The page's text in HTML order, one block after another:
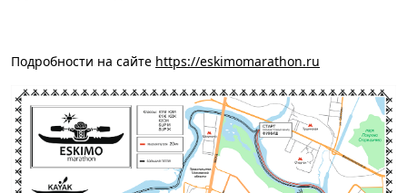
Подробности на сайте https://eskimomarathon.ru